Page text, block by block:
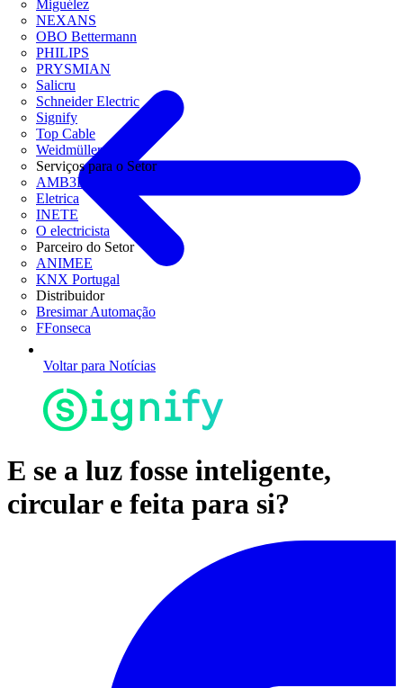
Miguélez
NEXANS
OBO Bettermann
PHILIPS
PRYSMIAN
Salicru
Schneider Electric
Signify
Top Cable
Weidmüller
Serviços para o Setor
AMB3E
Eletrica
INETE
O electricista
Parceiro do Setor
ANIMEE
KNX Portugal
Distribuidor
Bresimar Automação
FFonseca
Voltar para Notícias
E se a luz fosse inteligente,
circular e feita para si?